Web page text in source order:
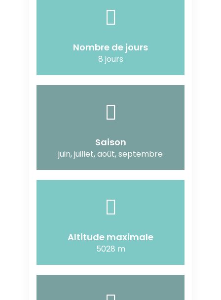
Nombre de jours
8 jours
Saison
juin, juillet, août, septembre
Altitude maximale
5028 m